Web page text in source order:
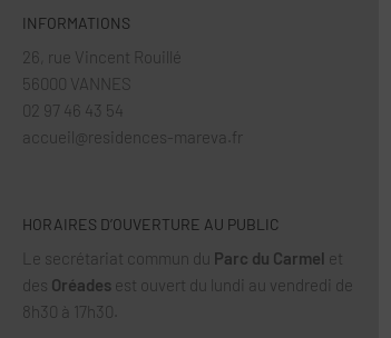
INFORMATIONS
26, rue Vincent Rouillé
56000 VANNES
02 97 46 43 54
accueil@residences-mareva.fr
HORAIRES D’OUVERTURE AU PUBLIC
Le secrétariat commun du Parc du Carmel et
des Oréades est ouvert du lundi au vendredi de
8h30 à 17h30.